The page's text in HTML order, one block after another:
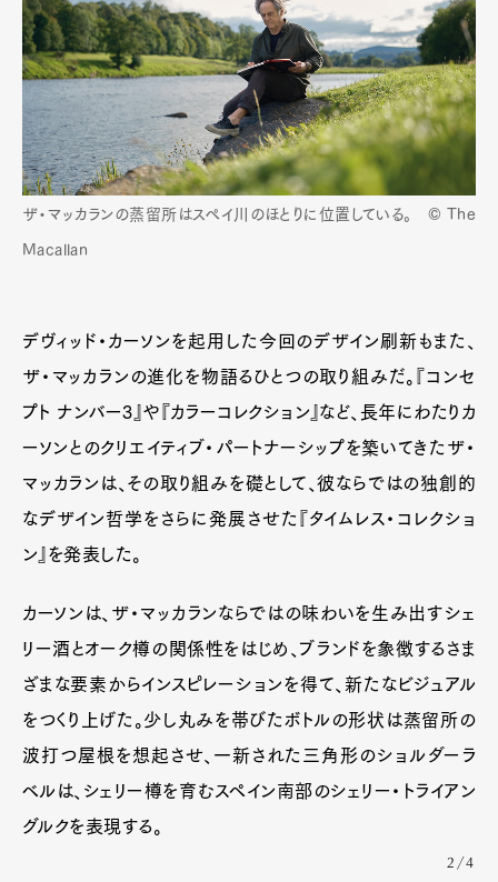
ProductCultureLifestyle
Pen Membership
Magazine
Contact
ザ・マッカランの蒸留所はスペイ川のほとりに位置している。 © The
Macallan
デヴィッド・カーソンを起用した今回のデザイン刷新もまた、
ザ・マッカランの進化を物語るひとつの取り組みだ。『コンセ
プト ナンバー3』や『カラーコレクション』など、長年にわたりカ
ーソンとのクリエイティブ・パートナーシップを築いてきたザ・
マッカランは、その取り組みを礎として、彼ならではの独創的
なデザイン哲学をさらに発展させた『タイムレス・コレクショ
ン』を発表した。
カーソンは、ザ・マッカランならではの味わいを生み出すシェ
リー酒とオーク樽の関係性をはじめ、ブランドを象徴するさま
ざまな要素からインスピレーションを得て、新たなビジュアル
をつくり上げた。少し丸みを帯びたボトルの形状は蒸留所の
波打つ屋根を想起させ、一新された三角形のショルダーラ
ベルは、シェリー樽を育むスペイン南部のシェリー・トライアン
グルクを表現する。
2/4